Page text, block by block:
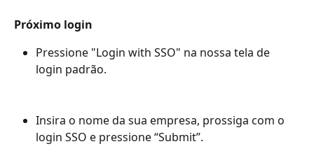
Próximo login
Pressione "Login with SSO" na nossa tela de
login padrão.
Insira o nome da sua empresa, prossiga com o
login SSO e pressione “Submit”.